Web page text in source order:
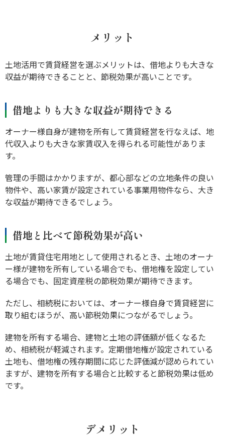
メリット
土地活用で賃貸経営を選ぶメリットは、借地よりも大きな
収益が期待できることと、節税効果が高いことです。
借地よりも大きな収益が期待できる
オーナー様自身が建物を所有して賃貸経営を行なえば、地
代収入よりも大きな家賃収入を得られる可能性がありま
す。
管理の手間はかかりますが、都心部などの立地条件の良い
物件や、高い家賃が設定されている事業用物件なら、大き
な収益が期待できるでしょう。
借地と比べて節税効果が高い
土地が賃貸住宅用地として使用されるとき、土地のオーナ
ー様が建物を所有している場合でも、借地権を設定してい
る場合でも、固定資産税の節税効果が期待できます。
ただし、相続税においては、オーナー様自身で賃貸経営に
取り組むほうが、高い節税効果につながるでしょう。
建物を所有する場合、建物と土地の評価額が低くなるた
め、相続税が軽減されます。定期借地権が設定されている
土地も、借地権の残存期間に応じた評価減が認められてい
ますが、建物を所有する場合と比較すると節税効果は低め
です。
デメリット